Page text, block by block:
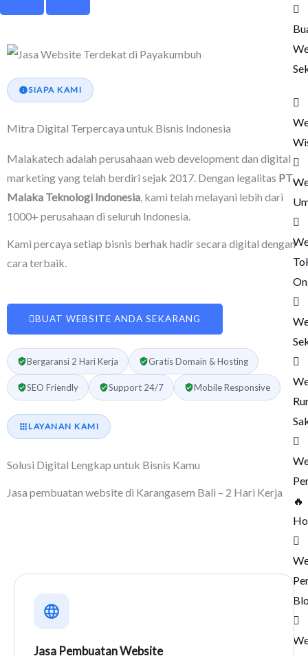
🔥
SIAPA KAMI
Mitra Digital Terpercaya untuk Bisnis Indonesia
Malakatech adalah perusahaan web development dan digital
marketing yang telah berdiri sejak 2017. Dengan legalitas PT.
Malaka Teknologi Indonesia , kami telah melayani lebih dari
1000+ perusahaan di seluruh Indonesia.
Kami percaya setiap bisnis berhak hadir secara digital dengan
cara terbaik.
BUAT WEBSITE ANDA SEKARANG
Bergaransi 2 Hari Kerja Gratis Domain & Hosting
SEO Friendly Support 24/7 Mobile Responsive
LAYANAN KAMI
Solusi Digital Lengkap untuk Bisnis Kamu
Jasa pembuatan website di Karangasem Bali – 2 Hari Kerja
Jasa Pembuatan Website